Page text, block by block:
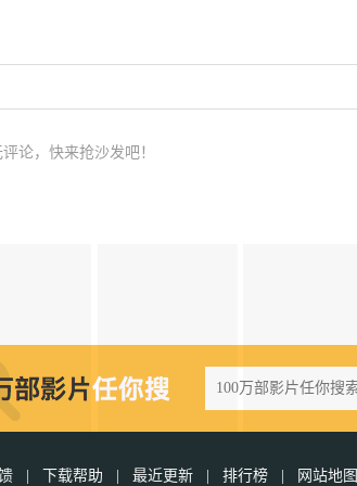
论，快来抢沙发吧！
下载帮助 最近更新 排行榜 网站地图